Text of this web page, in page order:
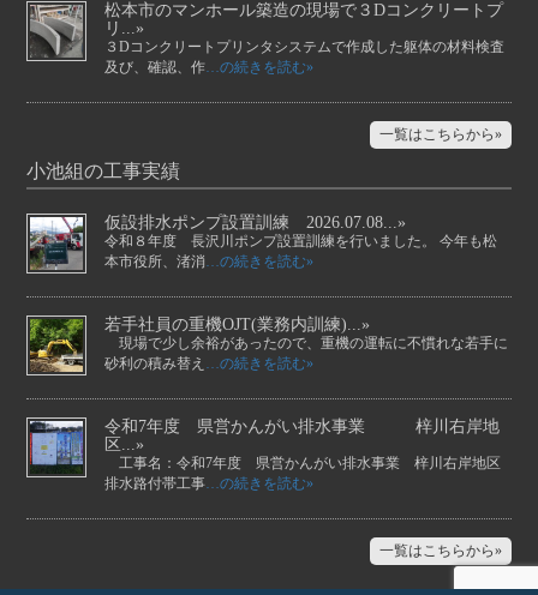
松本市のマンホール築造の現場で３Dコンクリートプ
リ...»
３Dコンクリートプリンタシステムで作成した躯体の材料検査
及び、確認、作…の続きを読む»
一覧はこちらから»
小池組の工事実績
仮設排水ポンプ設置訓練 2026.07.08...»
令和８年度 長沢川ポンプ設置訓練を行いました。 今年も松
本市役所、渚消…の続きを読む»
若手社員の重機OJT(業務内訓練)...»
現場で少し余裕があったので、重機の運転に不慣れな若手に
砂利の積み替え …の続きを読む»
令和7年度 県営かんがい排水事業 梓川右岸地
区...»
工事名：令和7年度 県営かんがい排水事業 梓川右岸地区
排水路付帯工事…の続きを読む»
一覧はこちらから»